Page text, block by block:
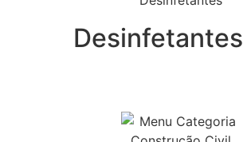
Desinfetantes